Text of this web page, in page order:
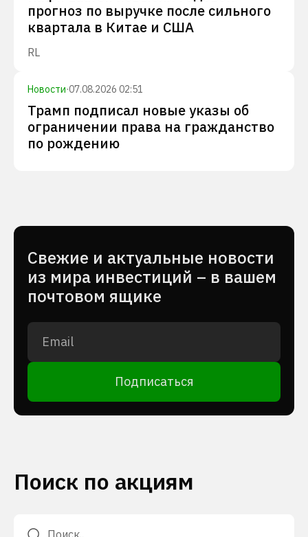
прогноз по выручке после сильного
квартала в Китае и США
RL
Новости·07.08.2026 02:51
Трамп подписал новые указы об
ограничении права на гражданство
по рождению
Cвежие и актуальные новости
из мира инвестиций – в вашем
почтовом ящике
Подписаться
Поиск по акциям